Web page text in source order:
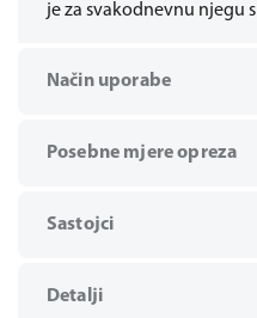
je za svakodnevnu njegu
Način uporabe
Posebne mjere opreza
Sastojci
Detalji